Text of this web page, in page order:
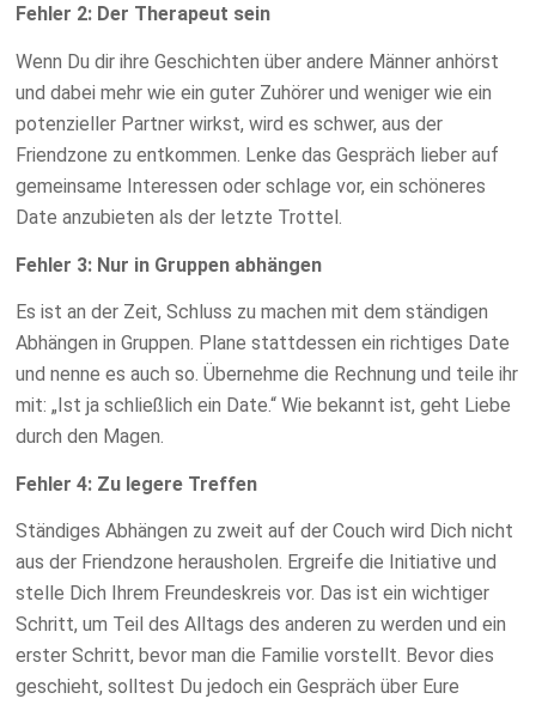
Fehler 2: Der Therapeut sein
Wenn Du dir ihre Geschichten über andere Männer anhörst
und dabei mehr wie ein guter Zuhörer und weniger wie ein
potenzieller Partner wirkst, wird es schwer, aus der
Friendzone zu entkommen. Lenke das Gespräch lieber auf
gemeinsame Interessen oder schlage vor, ein schöneres
Date anzubieten als der letzte Trottel.
Fehler 3: Nur in Gruppen abhängen
Es ist an der Zeit, Schluss zu machen mit dem ständigen
Abhängen in Gruppen. Plane stattdessen ein richtiges Date
und nenne es auch so. Übernehme die Rechnung und teile ihr
mit: „Ist ja schließlich ein Date.“ Wie bekannt ist, geht Liebe
durch den Magen.
Fehler 4: Zu legere Treffen
Ständiges Abhängen zu zweit auf der Couch wird Dich nicht
aus der Friendzone herausholen. Ergreife die Initiative und
stelle Dich Ihrem Freundeskreis vor. Das ist ein wichtiger
Schritt, um Teil des Alltags des anderen zu werden und ein
erster Schritt, bevor man die Familie vorstellt. Bevor dies
geschieht, solltest Du jedoch ein Gespräch über Eure